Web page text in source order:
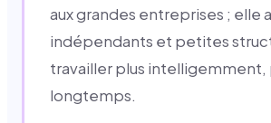
aux grandes entreprises ; elle
indépendants et petites
travailler plus intelligemment,
longtemps.